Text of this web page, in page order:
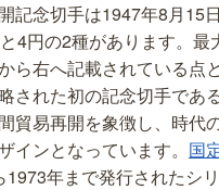
記念切手は1947年8月15
4円の2種があります。最
ら右へ記載されている点
された初の記念切手であ
貿易再開を象徴し、時代
インとなっています。 国
1973年まで発行されたシ